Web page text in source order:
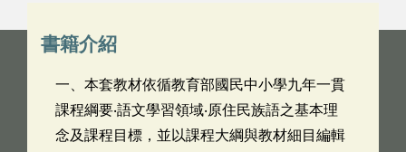
書籍介紹
一、本套教材依循教育部國民中小學九年一貫
課程綱要‧語文學習領域‧原住民族語之基本理
念及課程目標，並以課程大綱與教材細目編輯